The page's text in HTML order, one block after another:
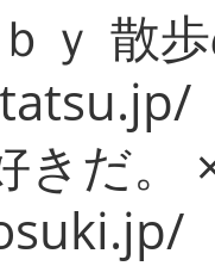
ｙ 散
きだ。